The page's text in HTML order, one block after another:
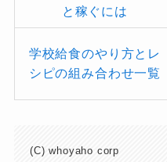
と稼ぐには
学校給食のやり方とレ
シピの組み合わせ一覧
(C) whoyaho corp